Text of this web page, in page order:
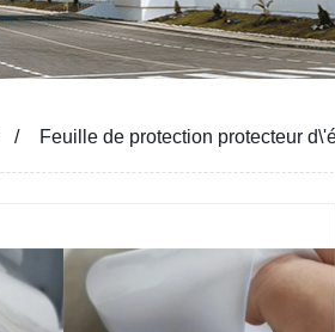
Feuille de protection protecteur